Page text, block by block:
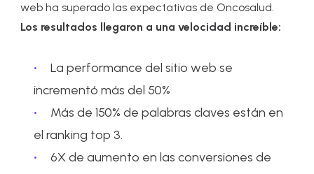
web ha superado las expectativas de Oncosalud.
Los resultados llegaron a una velocidad increíble:
La performance del sitio web se
incrementó más del 50%
Más de 150% de palabras claves están en
el ranking top 3.
6X de aumento en las conversiones de